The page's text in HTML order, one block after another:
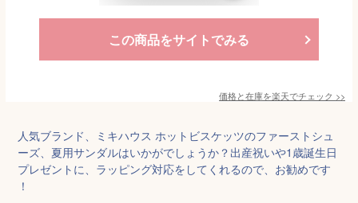
この商品をサイトでみる
価格と在庫を楽天でチェック >>
人気ブランド、ミキハウス ホットビスケッツのファーストシュ
ーズ、夏用サンダルはいかがでしょうか？出産祝いや1歳誕生日
プレゼントに、ラッピング対応をしてくれるので、お勧めです
！